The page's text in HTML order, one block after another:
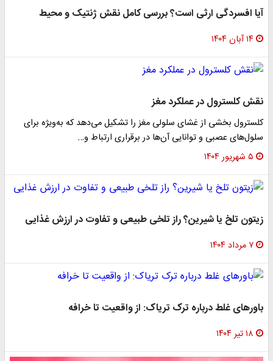
آیا افسردگی ارثی است؟ بررسی کامل نقش ژنتیک و محیط
۱۴ آبان ۱۴۰۴
نقش کلسترول در عملکرد مغز
کلسترول بخشی از غشای سلولی مغز را تشکیل می‌دهد که به‌ویژه برای
سلول‌های عصبی و توانایی آن‌ها در برقراری ارتباط و…
۵ شهریور ۱۴۰۴
زیتون تلخ یا شیرین؟ راز تلخی طبیعی و تفاوت در ارزش غذایی
۷ مرداد ۱۴۰۴
باورهای غلط درباره ترک تریاک: از واقعیت تا خرافه
۱۸ تیر ۱۴۰۴